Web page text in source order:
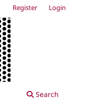
Search
Register Login